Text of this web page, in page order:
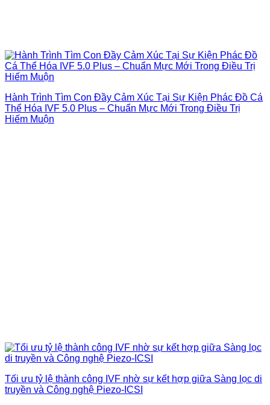
Hành Trình Tìm Con Đầy Cảm Xúc Tại Sự Kiện Phác Đồ Cá
Thể Hóa IVF 5.0 Plus – Chuẩn Mực Mới Trong Điều Trị
Hiếm Muộn
Tối ưu tỷ lệ thành công IVF nhờ sự kết hợp giữa Sàng lọc di
truyền và Công nghệ Piezo-ICSI